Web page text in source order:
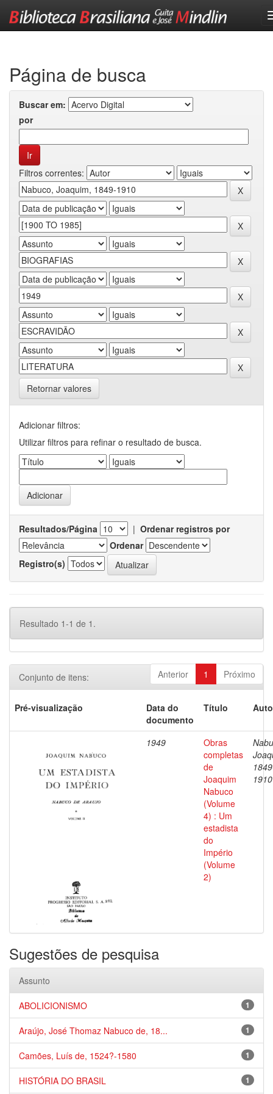
Página de busca
Buscar em:
por
Filtros correntes:
Retornar valores
Adicionar filtros:
Utilizar filtros para refinar o resultado de busca.
Resultados/Página | Ordenar registros por
Ordenar
Registro(s)
Resultado 1-1 de 1.
Anterior 1 Próximo
Conjunto de itens:
Pré-visualização
Data do
documento
Título
1949
Obras
completas
de
Joaquim
Nabuco
(Volume
4) : Um
estadista
do
Império
(Volume
2)
1910
Sugestões de pesquisa
Assunto
1
ABOLICIONISMO
1
Araújo, José Thomaz Nabuco de, 18...
1
Camões, Luís de, 1524?-1580
1
HISTÓRIA DO BRASIL